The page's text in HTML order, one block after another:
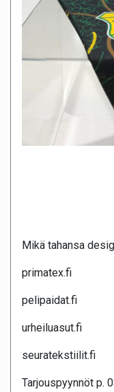
Mikä tahansa
primatex.fi
pelipaidat.fi
urheiluasut.fi
seuratekstiilit.fi
Tarjouspyynnöt p.